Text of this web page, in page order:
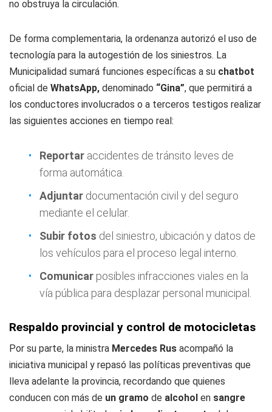
no obstruya la circulación.
De forma complementaria, la ordenanza autorizó el uso de
tecnología para la autogestión de los siniestros. La
Municipalidad sumará funciones específicas a su chatbot
oficial de WhatsApp, denominado “Gina”, que permitirá a
los conductores involucrados o a terceros testigos realizar
las siguientes acciones en tiempo real:
Reportar accidentes de tránsito leves de
forma automática.
Adjuntar documentación civil y del seguro
mediante el celular.
Subir fotos del siniestro, ubicación y datos de
los vehículos para el proceso legal interno.
Comunicar posibles infracciones viales en la
vía pública para desplazar personal municipal.
Respaldo provincial y control de motocicletas
Por su parte, la ministra Mercedes Rus acompañó la
iniciativa municipal y repasó las políticas preventivas que
lleva adelante la provincia, recordando que quienes
conducen con más de un gramo de alcohol en sangre